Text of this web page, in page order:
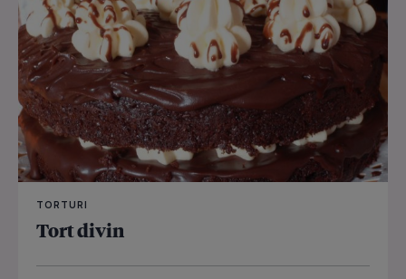
TORTURI
Tort divin